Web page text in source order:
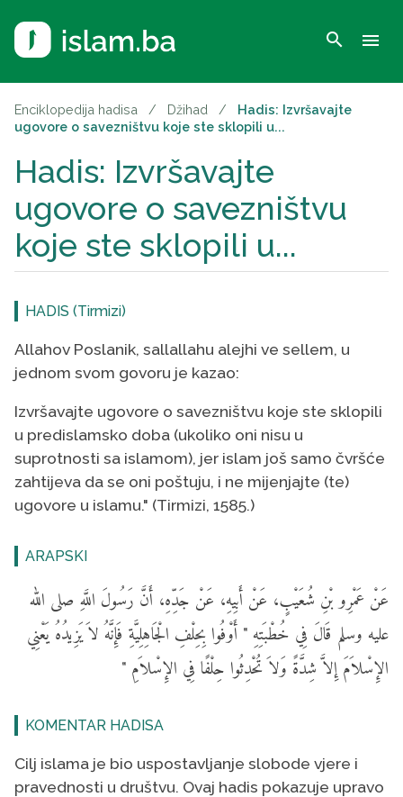
search menu
Enciklopedija hadisa / Džihad /
Hadis: Izvršavajte
ugovore o savezništvu koje ste sklopili u...
Hadis: Izvršavajte
ugovore o savezništvu
koje ste sklopili u...
HADIS (Tirmizi)
Allahov Poslanik, sallallahu alejhi ve sellem, u
jednom svom govoru je kazao:
Izvršavajte ugovore o savezništvu koje ste sklopili
u predislamsko doba (ukoliko oni nisu u
suprotnosti sa islamom), jer islam još samo čvršće
zahtijeva da se oni poštuju, i ne mijenjajte (te)
ugovore u islamu." (Tirmizi, 1585.)
ARAPSKI
عَنْ عَمْرِو بْنِ شُعَيْبٍ، عَنْ أَبِيهِ، عَنْ جَدِّهِ، أَنَّ رَسُولَ اللَّهِ صلى الله
عليه وسلم قَالَ فِي خُطْبَتِهِ " أَوْفُوا بِحِلْفِ الْجَاهِلِيَّةِ فَإِنَّهُ لاَ يَزِيدُهُ يَعْنِي
الإِسْلاَمَ إِلاَّ شِدَّةً وَلاَ تُحْدِثُوا حِلْفًا فِي الإِسْلاَمِ "
KOMENTAR HADISA
Cilj islama je bio uspostavljanje slobode vjere i
pravednosti u društvu. Ovaj hadis pokazuje upravo